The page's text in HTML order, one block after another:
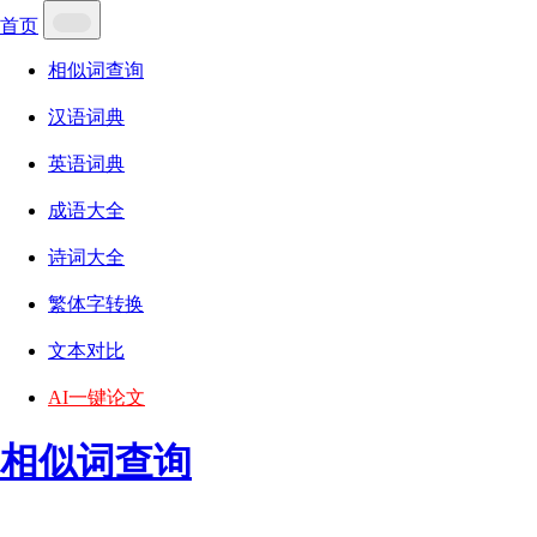
首页
相似词查询
汉语词典
英语词典
成语大全
诗词大全
繁体字转换
文本对比
AI一键论文
相似词查询